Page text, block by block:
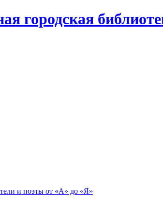
городская
и поэты от «А» до «Я»